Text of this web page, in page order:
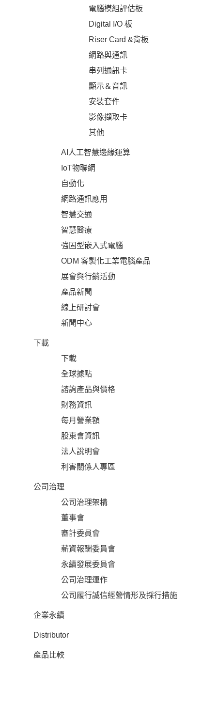
電腦模組評估板
Digital I/O 板
Riser Card &背板
網路與通訊
串列通訊卡
顯示＆音訊
安裝套件
影像擷取卡
其他
AI人工智慧邊緣運算
IoT物聯網
自動化
網路通訊應用
智慧交通
智慧醫療
強固型嵌入式電腦
ODM 客製化工業電腦產品
展會與行銷活動
產品新聞
線上研討會
新聞中心
下載
下載
全球據點
諮詢產品與價格
財務資訊
每月營業額
股東會資訊
法人說明會
利害關係人專區
公司治理
公司治理架構
董事會
審計委員會
薪資報酬委員會
永續發展委員會
公司治理運作
公司履行誠信經營情形及採行措施
企業永續
Distributor
產品比較